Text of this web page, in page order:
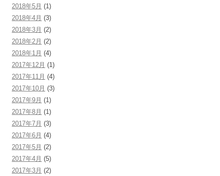
2018年5月 (1)
2018年4月 (3)
2018年3月 (2)
2018年2月 (2)
2018年1月 (4)
2017年12月 (1)
2017年11月 (4)
2017年10月 (3)
2017年9月 (1)
2017年8月 (1)
2017年7月 (3)
2017年6月 (4)
2017年5月 (2)
2017年4月 (5)
2017年3月 (2)